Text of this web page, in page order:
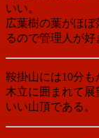
いい。
広葉樹の葉がほ
るので管理人が好
鞍掛山には10分も
木立に囲まれて
いい山頂である。